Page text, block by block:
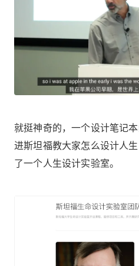
就挺神奇的，一个设计笔记
进斯坦福教大家怎么设计人
了一个人生设计实验室。